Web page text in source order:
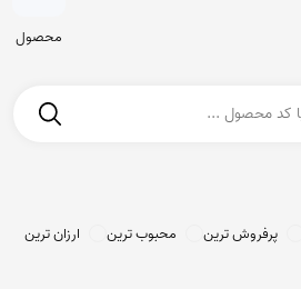
محصول
پرفروش ترین محبوب ترین
ارزان ترین